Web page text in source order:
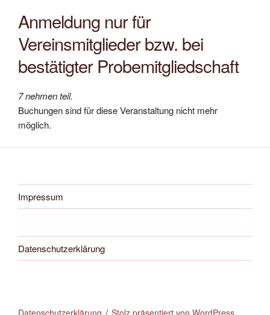
Anmeldung nur für
Vereinsmitglieder bzw. bei
bestätigter Probemitgliedschaft
7 nehmen teil.
Buchungen sind für diese Veranstaltung nicht mehr
möglich.
Impressum
Datenschutzerklärung